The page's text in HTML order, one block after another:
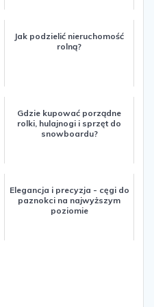
Jak podzielić nieruchomość
rolną?
Gdzie kupować porządne
rolki, hulajnogi i sprzęt do
snowboardu?
Elegancja i precyzja - cęgi do
paznokci na najwyższym
poziomie